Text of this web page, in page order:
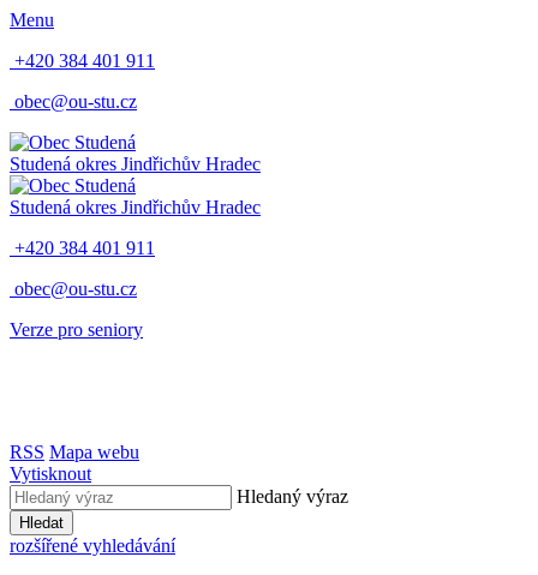
Menu
+420 384 401 911
obec@ou-stu.cz
Studená okres Jindřichův Hradec
Studená okres Jindřichův Hradec
+420 384 401 911
obec@ou-stu.cz
Verze pro seniory
RSS Mapa webu
Vytisknout
Hledaný výraz
Hledat
rozšířené vyhledávání